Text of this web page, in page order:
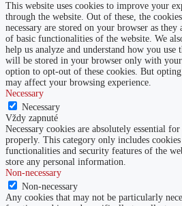
This website uses cookies to improve your
through the website. Out of these, the
necessary are stored on your browser as
of basic functionalities of the website. We
help us analyze and understand how you use
will be stored in your browser only with your
option to opt-out of these cookies. But
may affect your browsing experience.
Necessary
Necessary
Vždy zapnuté
Necessary cookies are absolutely essential
properly. This category only includes cookies
functionalities and security features of the
store any personal information.
Non-necessary
Non-necessary
Any cookies that may not be particularly